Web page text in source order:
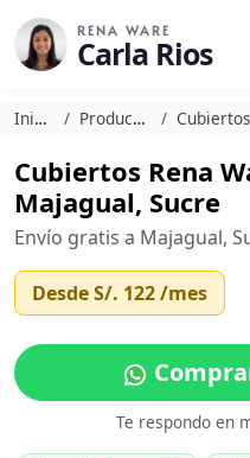
RENA WARE
Carla Rios
Inicio Productos Cubiertos
Cubiertos Rena
Majagual, Sucre
Envío gratis a Majagual,
DesdeS/. 122/mes
Te respondo en